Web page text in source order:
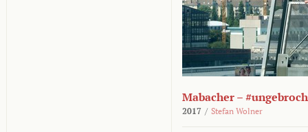
Mabacher –
2017 / Stefan Wolner